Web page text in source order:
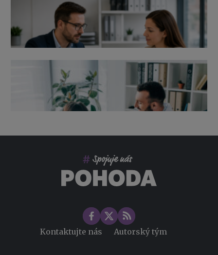
Výpověď ze zdravotních důvodů 2026 – průvodce pro
zaměstnavatele
Kontaktujte nás Autorský tým